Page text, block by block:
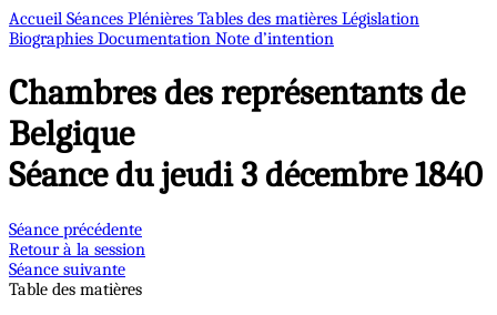
Accueil Séances Plénières Tables des matières Législation
Biographies Documentation Note d’intention
Chambres des représentants de
Belgique
Séance du jeudi 3 décembre 1840
Séance précédente
Retour à la session
Séance suivante
Table des matières